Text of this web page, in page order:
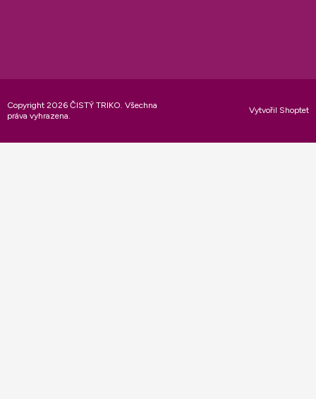
Vytvořil Shoptet
Copyright 2026 ČISTÝ TRIKO. Všechna
práva vyhrazena.